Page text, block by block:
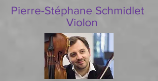
Pierre-Stéphane Schmidlet
Violon